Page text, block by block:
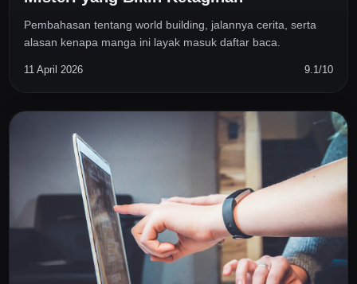
Pembahasan tentang world building, jalannya cerita, serta
alasan kenapa manga ini layak masuk daftar baca.
11 April 2026 9.1/10